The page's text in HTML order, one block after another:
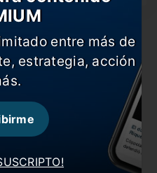
NOTICIAS
entre más de
estrategia, acción